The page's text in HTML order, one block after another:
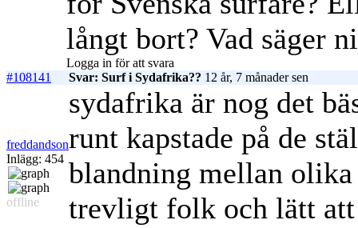
långt bort? Vad säger
Logga in för att svara
#108141
Svar: Surf i Sydafrika?? 12 år, 7 månader sen
freddandson
Inlägg: 454
offline
sydafrika är nog det
runt kapstade på de
blandning mellan
trevligt folk och lätt